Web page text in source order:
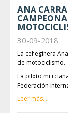
ANA
30-09-2018
La ceheginera
de motociclismo.
La piloto
Federación
Leer más...